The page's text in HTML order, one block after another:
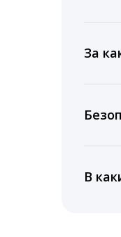
За
5 лет.
В